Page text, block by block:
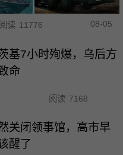
阅读 11776 08-05
基7小时殉爆，乌后方
命
阅读 7168
关闭领事馆，高市早
醒了